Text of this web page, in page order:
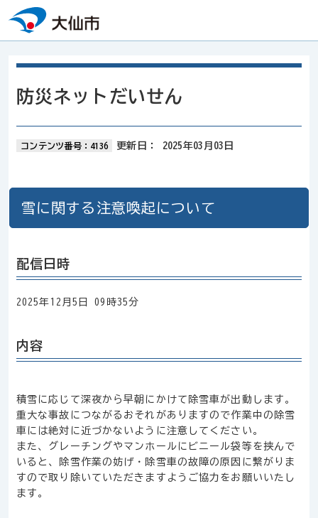
本文へスキップ
防災ネットだいせん
コンテンツ番号：4136 更新日： 2025年03月03日
雪に関する注意喚起について
配信日時
2025年12月5日 09時35分
内容
積雪に応じて深夜から早朝にかけて除雪車が出動します。
重大な事故につながるおそれがありますので作業中の除雪
車には絶対に近づかないように注意してください。
また、グレーチングやマンホールにビニール袋等を挟んで
いると、除雪作業の妨げ・除雪車の故障の原因に繋がりま
すので取り除いていただきますようご協力をお願いいたし
ます。